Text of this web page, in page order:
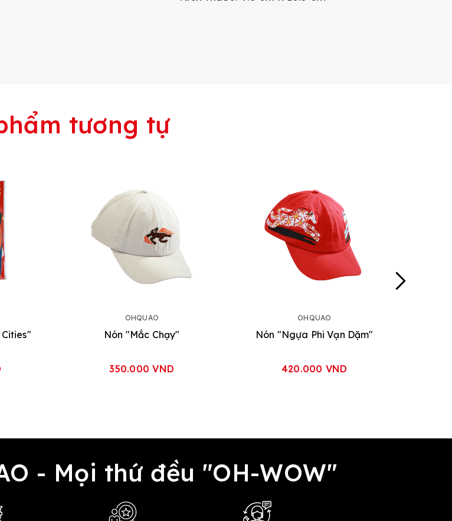
tương tự
OHQUAO
Nón "Mắc Chạy"
350.000 VND
OHQUAO
Nón "Ngựa Phi Vạn Dặm"
420.000 VND
- Mọi thứ đều "OH-WOW"